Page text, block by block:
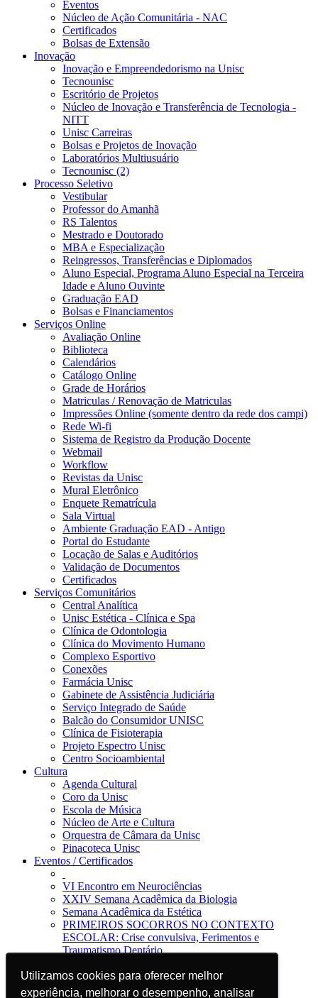
Utilizamos cookies para oferecer melhor
experiência, melhorar o desempenho, analisar
Utilizamos cookies para oferecer melhor
experiência, melhorar o desempenho, analisar
Eventos
Núcleo de Ação Comunitária - NAC
Certificados
Bolsas de Extensão
Inovação
Inovação e Empreendedorismo na Unisc
Tecnounisc
Escritório de Projetos
Núcleo de Inovação e Transferência de Tecnologia -
NITT
Unisc Carreiras
Bolsas e Projetos de Inovação
Laboratórios Multiusuário
Tecnounisc (2)
Processo Seletivo
Vestibular
Professor do Amanhã
RS Talentos
Mestrado e Doutorado
MBA e Especialização
Reingressos, Transferências e Diplomados
Aluno Especial, Programa Aluno Especial na Terceira
Idade e Aluno Ouvinte
Graduação EAD
Bolsas e Financiamentos
Serviços Online
Avaliação Online
Biblioteca
Calendários
Catálogo Online
Grade de Horários
Matriculas / Renovação de Matriculas
Impressões Online (somente dentro da rede dos campi)
Rede Wi-fi
Sistema de Registro da Produção Docente
Webmail
Workflow
Revistas da Unisc
Mural Eletrônico
Enquete Rematrícula
Sala Virtual
Ambiente Graduação EAD - Antigo
Portal do Estudante
Locação de Salas e Auditórios
Validação de Documentos
Certificados
Serviços Comunitários
Central Analítica
Unisc Estética - Clínica e Spa
Clínica de Odontologia
Clínica do Movimento Humano
Complexo Esportivo
Conexões
Farmácia Unisc
Gabinete de Assistência Judiciária
Serviço Integrado de Saúde
Balcão do Consumidor UNISC
Clínica de Fisioterapia
Projeto Espectro Unisc
Centro Socioambiental
Cultura
Agenda Cultural
Coro da Unisc
Escola de Música
Núcleo de Arte e Cultura
Orquestra de Câmara da Unisc
Pinacoteca Unisc
Eventos / Certificados
VI Encontro em Neurociências
XXIV Semana Acadêmica da Biologia
Semana Acadêmica da Estética
PRIMEIROS SOCORROS NO CONTEXTO
ESCOLAR: Crise convulsiva, Ferimentos e
Traumatismo Dentário
Jornal da Unisc
Notícias